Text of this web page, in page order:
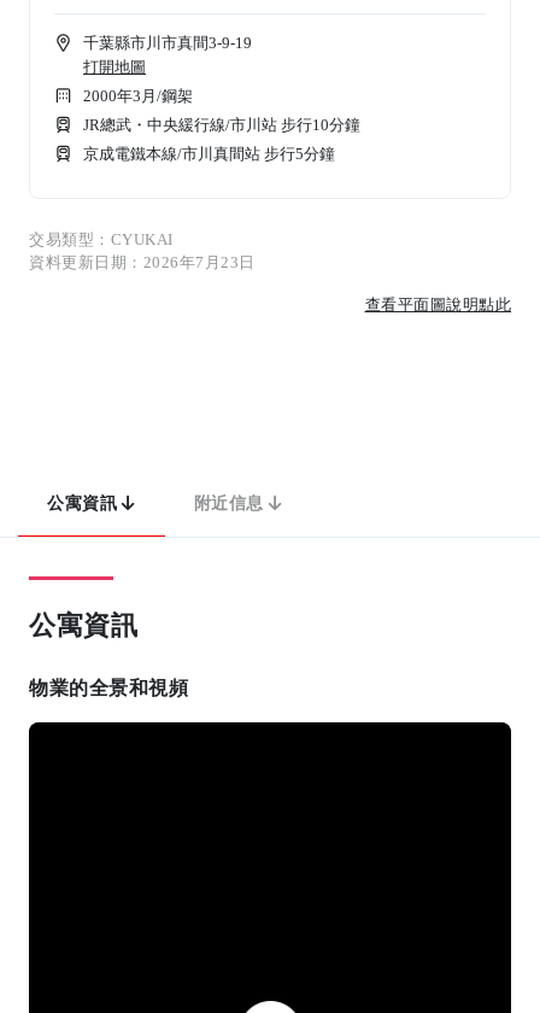
千葉縣市川市真間3-9-19
打開地圖
2000年3月 /鋼架
JR總武・中央緩行線/市川站 步行10分鐘
京成電鐵本線/市川真間站 步行5分鐘
交易類型：CYUKAI
資料更新日期：2026年7月23日
查看平面圖說明點此
公寓資訊 附近信息
公寓資訊
物業的全景和視頻